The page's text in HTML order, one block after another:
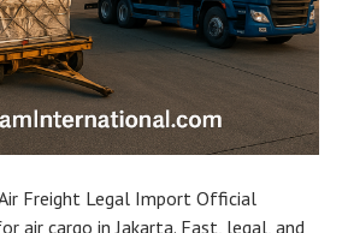
Freight Legal Import Official
air cargo in Jakarta. Fast, legal, and